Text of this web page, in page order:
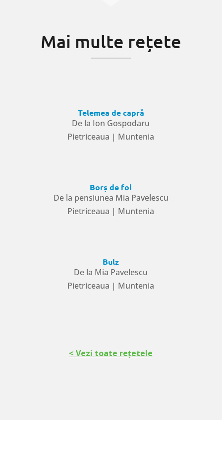
Mai multe rețete
Telemea de capră
De la Ion Gospodaru
Pietriceaua | Muntenia
Borș de foi
De la pensiunea Mia Pavelescu
Pietriceaua | Muntenia
Bulz
De la Mia Pavelescu
Pietriceaua | Muntenia
< Vezi toate rețetele